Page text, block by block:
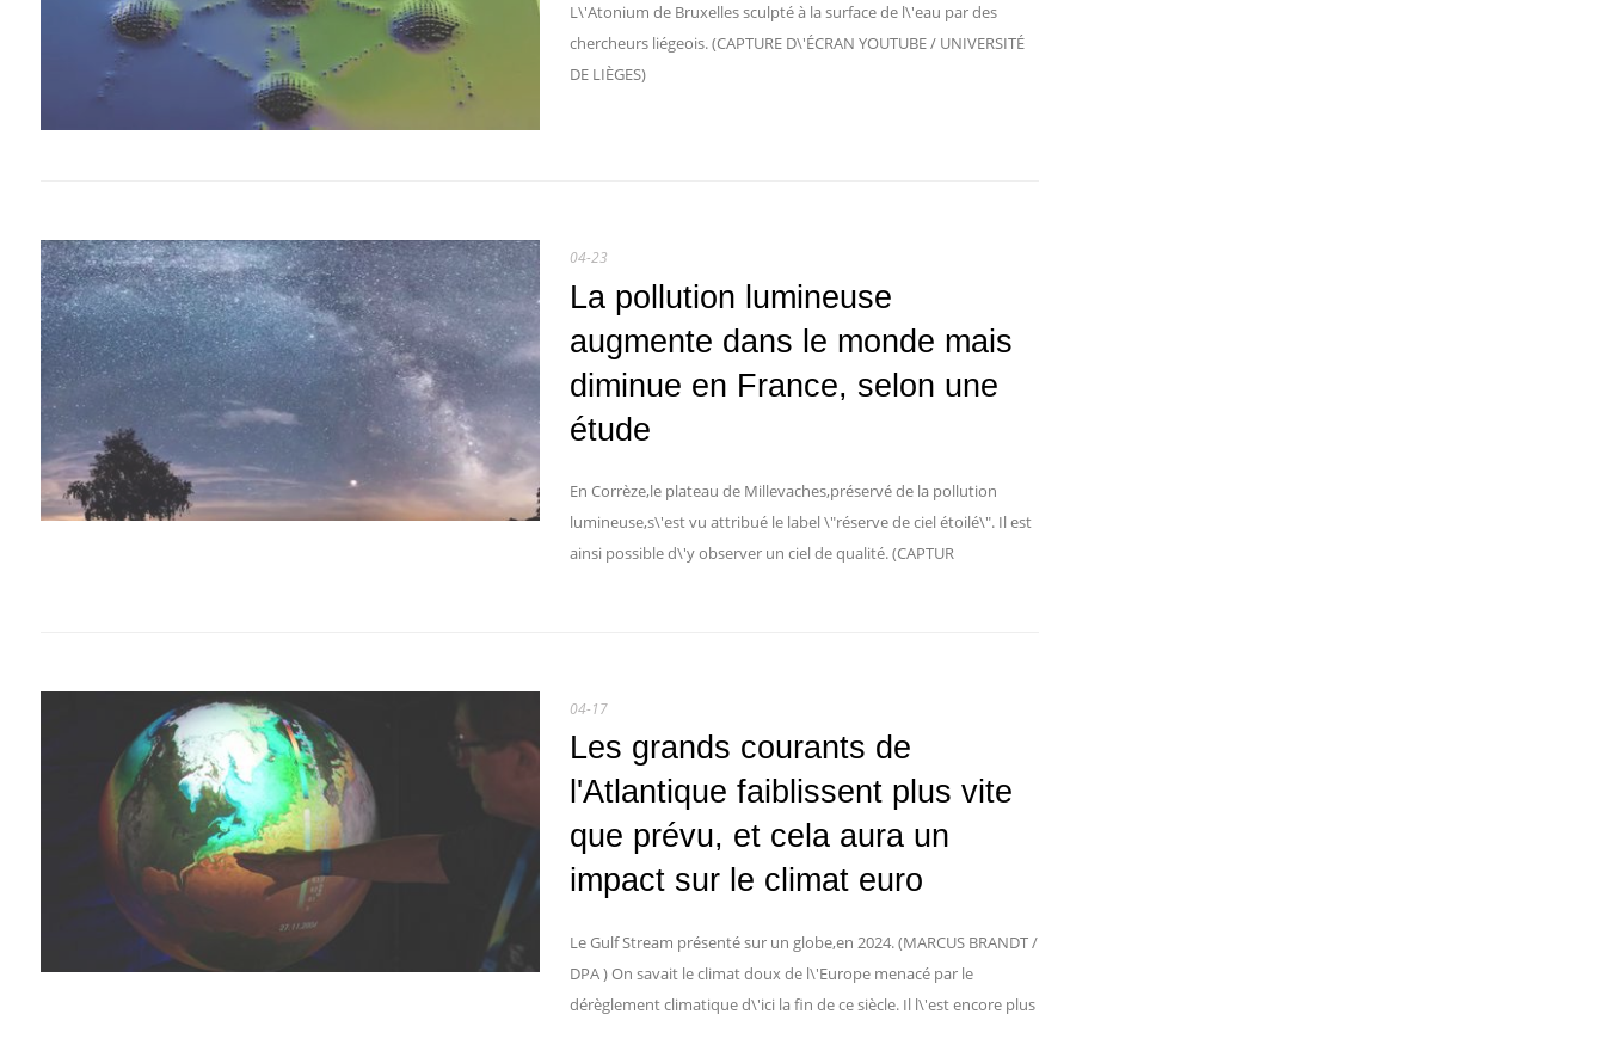
L\'Atonium de Bruxelles sculpté à la surface de l\'eau par des
chercheurs liégeois. (CAPTURE D\'ÉCRAN YOUTUBE / UNIVERSITÉ
DE LIÈGES)
04-23
La pollution lumineuse
augmente dans le monde mais
diminue en France, selon une
étude
En Corrèze,le plateau de Millevaches,préservé de la pollution
lumineuse,s\'est vu attribué le label \"réserve de ciel étoilé\". Il est
ainsi possible d\'y observer un ciel de qualité. (CAPTUR
04-17
Les grands courants de
l'Atlantique faiblissent plus vite
que prévu, et cela aura un
impact sur le climat euro
Le Gulf Stream présenté sur un globe,en 2024. (MARCUS BRANDT /
DPA ) On savait le climat doux de l\'Europe menacé par le
dérèglement climatique d\'ici la fin de ce siècle. Il l\'est encore plus